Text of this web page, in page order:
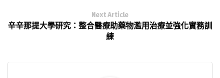
Next Article
辛辛那提大學研究：整合醫療助藥物濫用治療並強化實務訓
練